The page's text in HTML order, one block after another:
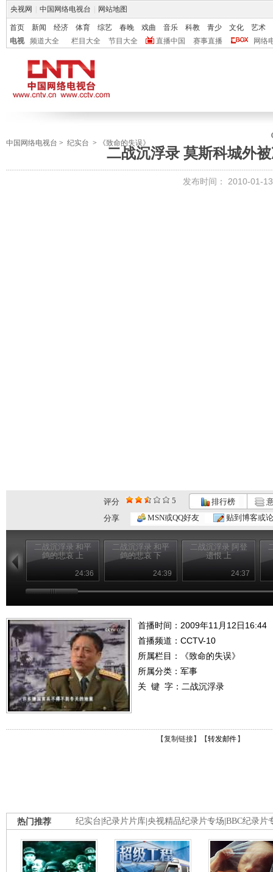
央视网 中国网络电视台 网站地图
首页 新闻 经济 体育 综艺 春晚 戏曲 音乐 科教 青少 文化
艺术
电视
频道大全 栏目大全 节目大全 直播中国 赛事直播 网络
中国网络电视台 > 纪实台 > 《致命的失误》
二战沉浮录 莫斯科城外
发布时间： 2010-01-
评分 5 排行榜
分享
MSN或QQ好友 贴到博客或
二战沉浮录 和平
鸽的悲哀 上
24:36
二战沉浮录 和平
鸽的悲哀 下
24:39
二战沉浮录 阿登
遗恨 上
24:37
首播时间：2009年11月12日16:44
首播频道： CCTV-10
所属栏目：
《致命的失误》
所属分类：军事
关 键 字： 二战沉浮录
【复制链接】【转发邮件 】
纪实台 纪录片片库 央视精品纪录片专场 BBC纪录片
热门推荐